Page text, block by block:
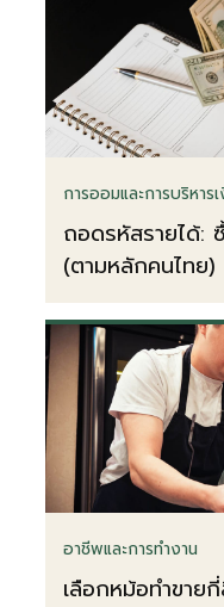
การออมและการบริหาร
ถอดรหัสรายได้:
(ตามหลักคนไทย)
อาชีพและการทำงาน
เลือกหม้อทำขา